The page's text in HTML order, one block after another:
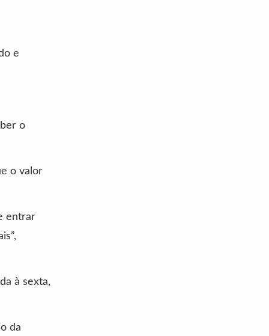
e
o
o valor
entrar
à sexta,
da